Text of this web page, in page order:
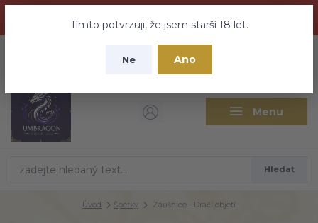
nebuďte vyděšeni zde najdete vše a ještě mnohem víc
Tímto potvrzuji, že jsem starší 18 let.
Ne Ano
Menu
CZK
Hledat
Úvod Šperky Záušnice - Dračí objetí